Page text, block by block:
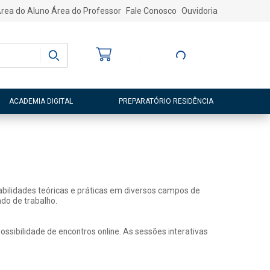
do Aluno Área do Professor Fale Conosco Ouvidoria
Entre ou Cadastre-
ACADEMIA DIGITAL PREPARATÓRIO RESIDÊNCIA
teóricas e práticas em diversos campos de
de trabalho.
de encontros online. As sessões interativas